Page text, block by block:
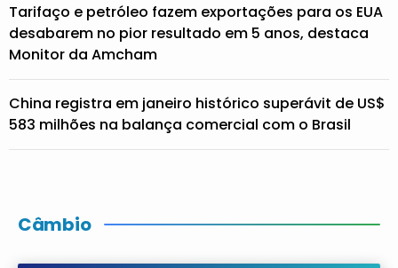
Tarifaço e petróleo fazem exportações para os EUA
desabarem no pior resultado em 5 anos, destaca
Monitor da Amcham
China registra em janeiro histórico superávit de US$
583 milhões na balança comercial com o Brasil
Câmbio